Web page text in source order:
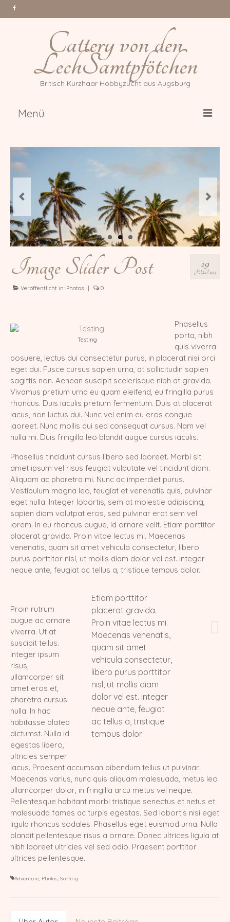
Cattery von den
LechSamtpfötchen
Britisch Kurzhaar Hobbyzucht aus Augsburg
Menü
Katzen
Gr. Int. Champion Tessa Million
Reasons *PL
Int. Champion Arwen of Magic
DonauBärchen
Europa Champion Monchichi von den
LechSamtpfötchen
Worldchampion Gippy Air Force Cat
*CZ
Gr. Int. Champion R2D2 von den
LechSamtpfötchen
Worldchampion Littlefoot von den
LechSamtpfötchen
Kitten
Verpaarungspläne
Z-Wurf vom 14.03.2026
Y-Wurf vom 21.02.2026
X-Wurf vom 27.04.2025
W-Wurf vom 24.04.2025
V-Wurf vom 20.04.2025
U-Wurf vom 13.04.2025
T-Wurf vom 30.09.2024
R-Wurf vom 14.05.2024
Q-Wurf vom 06.04.2024
P-Wurf vom 17.08.2023
O-Wurf vom 23.05.2023
N-Wurf vom 03.05.2023
M-Wurf vom 12.04.2022
L-Wurf vom 19.07.2021
K-Wurf vom 21.06.2021
J-Wurf vom 02.02.2021
I-Wurf vom 29.11.2020
H-Wurf vom 18.04.2020
G-Wurf vom 02.01.2020
F-Wurf vom 23.09.2019
E-Wurf vom 29.11.2018
29
JULI 2013
Image Slider Post
Veröffentlicht in: Photos | 0
Testing
Phasellus
porta, nibh
quis viverra
posuere, lectus dui consectetur purus, in placerat nisi orci
eget dui. Fusce cursus sapien urna, at sollicitudin sapien
sagittis non. Aenean suscipit scelerisque nibh at gravida.
Vivamus pretium urna eu quam eleifend, eu fringilla purus
rhoncus. Duis iaculis pretium fermentum. Duis at placerat
lacus, non luctus dui. Nunc vel enim eu eros congue
laoreet. Nunc mollis dui sed consequat cursus. Nam vel
nulla mi. Duis fringilla leo blandit augue cursus iaculis.
Phasellus tincidunt cursus libero sed laoreet. Morbi sit
amet ipsum vel risus feugiat vulputate vel tincidunt diam.
Aliquam ac pharetra mi. Nunc ac imperdiet purus.
Vestibulum magna leo, feugiat et venenatis quis, pulvinar
eget nulla. Integer lobortis, sem at molestie adipiscing,
sapien diam volutpat eros, sed pulvinar erat sem vel
lorem. In eu rhoncus augue, id ornare velit. Etiam porttitor
placerat gravida. Proin vitae lectus mi. Maecenas
venenatis, quam sit amet vehicula consectetur, libero
purus porttitor nisl, ut mollis diam dolor vel est. Integer
neque ante, feugiat ac tellus a, tristique tempus dolor.
Etiam porttitor
placerat gravida.
Proin vitae lectus mi.
Maecenas venenatis,
quam sit amet
vehicula consectetur,
libero purus porttitor
nisl, ut mollis diam
dolor vel est. Integer
neque ante, feugiat
ac tellus a, tristique
tempus dolor.
Proin rutrum
augue ac ornare
viverra. Ut at
suscipit tellus.
Integer ipsum
risus,
ullamcorper sit
amet eros et,
pharetra cursus
nulla. In hac
habitasse platea
dictumst. Nulla id
egestas libero,
ultricies semper
lacus. Praesent accumsan bibendum tellus ut pulvinar.
Maecenas varius, nunc quis aliquam malesuada, metus leo
ullamcorper dolor, in fringilla arcu metus vel neque.
Pellentesque habitant morbi tristique senectus et netus et
malesuada fames ac turpis egestas. Sed lobortis nisi eget
ligula rhoncus sodales. Phasellus eget euismod urna. Nulla
blandit pellentesque risus a ornare. Donec ultrices ligula at
nibh laoreet ultricies vel sed odio. Praesent porttitor
ultrices pellentesque.
Adventure, Photos, Surfing